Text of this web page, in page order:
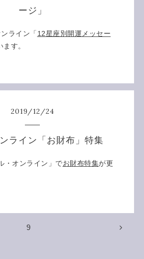
ージ」
ライン「 12星座別開運メッセー
す。
2019/12/24
ライン「お財布」特集
・オンライン」でお財布特集が更
9